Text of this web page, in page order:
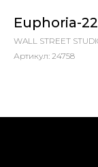
Euphoria-
WALL STREET
Артикул: 24758